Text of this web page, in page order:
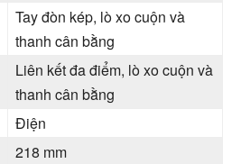
Tay đòn kép, lò xo cuộn và
thanh cân bằng
Liên kết đa điểm, lò xo cuộn và
thanh cân bằng
Điện
218 mm